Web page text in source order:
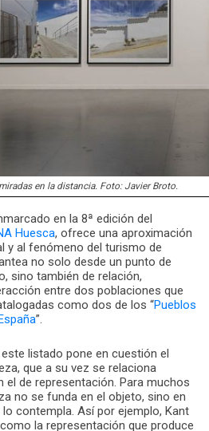
en la distancia. Foto: Javier Broto.
en la 8ª edición del
Huesca, ofrece una aproximación
y al fenómeno del turismo de
no solo desde un punto de
sino también de relación,
entre dos poblaciones que
como dos de los “Pueblos
”.
listado pone en cuestión el
que a su vez se relaciona
el de representación. Para muchos
no se funda en el objeto, sino en
lo contempla. Así por ejemplo, Kant
la representación que produce